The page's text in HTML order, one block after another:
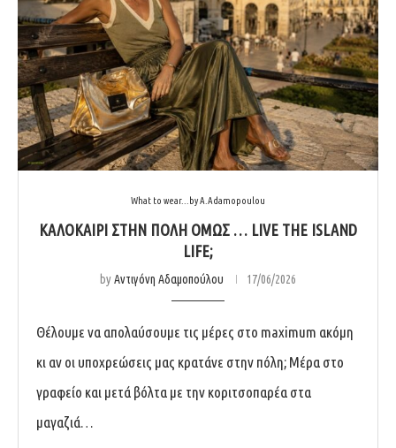
What to wear...by A.Adamopoulou
ΚΑΛΟΚΑΊΡΙ ΣΤΗΝ ΠΌΛΗ ΌΜΩΣ … LIVE THE ISLAND
LIFE;
byΑντιγόνη Αδαμοπούλου 17/06/2026
Θέλουμε να απολαύσουμε τις μέρες στο maximum ακόμη
κι αν οι υποχρεώσεις μας κρατάνε στην πόλη; Μέρα στο
γραφείο και μετά βόλτα με την κοριτσοπαρέα στα
μαγαζιά…